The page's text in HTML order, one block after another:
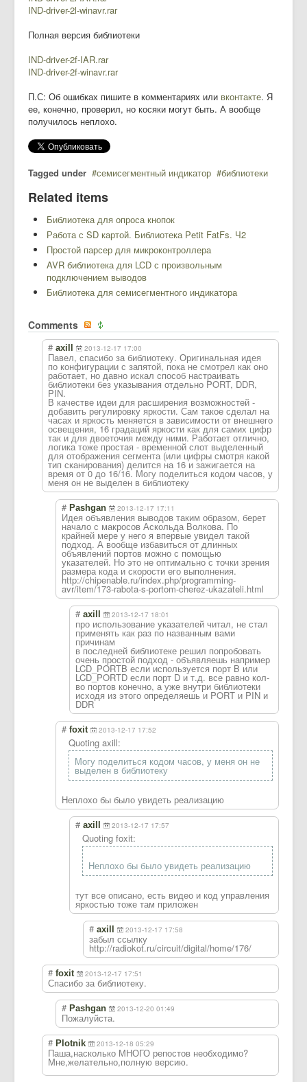
IND-driver-2l-winavr.rar
Полная версия библиотеки
IND-driver-2f-IAR.rar
IND-driver-2f-winavr.rar
П.С: Об ошибках пишите в комментариях или вконтакте. Я
ее, конечно, проверил, но косяки могут быть. А вообще
получилось неплохо.
Tagged under семисегментный индикатор библиотеки
Related items
Библиотека для опроса кнопок
Работа с SD картой. Библиотека Petit FatFs. Ч2
Простой парсер для микроконтроллера
AVR библиотека для LCD с произвольным
подключением выводов
Библиотека для семисегментного индикатора
Comments
# axill 2013-12-17 17:00
Павел, спасибо за библиотеку. Оригинальная идея
по конфигурации с запятой, пока не смотрел как оно
работает, но давно искал способ настраивать
библиотеки без указывания отдельно PORT, DDR,
PIN.
В качестве идеи для расширения возможностей -
добавить регулировку яркости. Сам такое сделал на
часах и яркость меняется в зависимости от внешнего
освещения, 16 градаций яркости как для самих цифр
так и для двоеточия между ними. Работает отлично,
логика тоже простая - временной слот выделенный
для отображения сегмента (или цифры смотря какой
тип сканирования) делится на 16 и зажигается на
время от 0 до 16/16. Могу поделиться кодом часов, у
меня он не выделен в библиотеку
# Pashgan 2013-12-17 17:11
Идея объявления выводов таким образом, берет
начало с макросов Аскольда Волкова. По
крайней мере у него я впервые увидел такой
подход. А вообще избавиться от длинных
объявлений портов можно с помощью
указателей. Но это не оптимально с точки зрения
размера кода и скорости его выполнения.
http://chipenable.ru/index.php/programming-
avr/item/173-rabota-s-portom-cherez-ukazateli.html
# axill 2013-12-17 18:01
про использование указателей читал, не стал
применять как раз по названным вами
причинам
в последней библиотеке решил попробовать
очень простой подход - объявляешь например
LCD_PORTB если используется порт B или
LCD_PORTD если порт D и т.д. все равно кол-
во портов конечно, а уже внутри библиотеки
исходя из этого определяешь и PORT и PIN и
DDR
# foxit 2013-12-17 17:52
Quoting axill:
Могу поделиться кодом часов, у меня он не
выделен в библиотеку
Неплохо бы было увидеть реализацию
# axill 2013-12-17 17:57
Quoting foxit:
Неплохо бы было увидеть реализацию
тут все описано, есть видео и код управления
яркостью тоже там приложен
# axill 2013-12-17 17:58
забыл ссылку
http://radiokot.ru/circuit/digital/home/176/
# foxit 2013-12-17 17:51
Спасибо за библиотеку.
# Pashgan 2013-12-20 01:49
Пожалуйста.
# Plotnik 2013-12-18 05:29
Паша,насколько МНОГО репостов необходимо?
Мне,желательно,полную версию.